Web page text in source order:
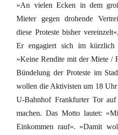
»An vielen Ecken in dem
Mieter gegen drohende
diese Proteste bisher
Er engagiert sich im kürzlich
»Keine Rendite mit der Miete /
Bündelung der Proteste im
wollen die Aktivisten um 18
U-Bahnhof Frankfurter Tor
machen. Das Motto lautet:
Einkommen rauf«. »Damit